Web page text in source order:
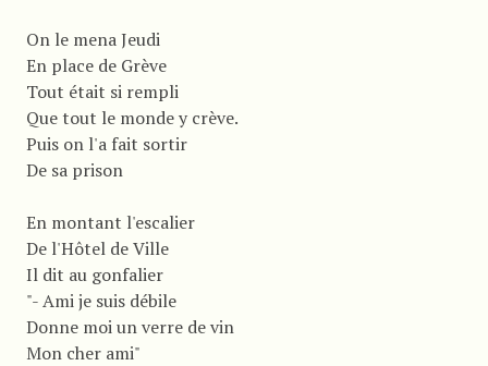
On le mena Jeudi
En place de Grève
Tout était si rempli
Que tout le monde y crève.
Puis on l'a fait sortir
De sa prison
En montant l'escalier
De l'Hôtel de Ville
Il dit au gonfalier
"- Ami je suis débile
Donne moi un verre de vin
Mon cher ami"